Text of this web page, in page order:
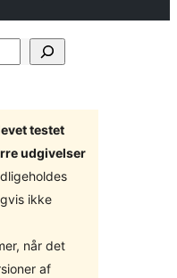
testet
udgivelser
ikke
når det
af